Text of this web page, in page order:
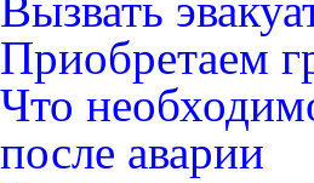
Приобретаем
Что
после аварии